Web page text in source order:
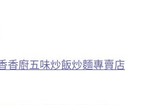
香廚五味炒飯炒麵專賣店